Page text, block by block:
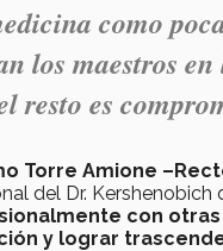
como
los maestros
resto es
Torre Amione
del Dr. Kershenobich
con
y lograr